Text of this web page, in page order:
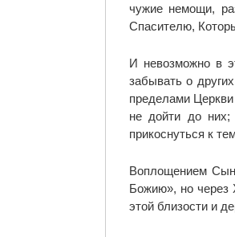
чужие немощи,
Спасителю,
И невозможно в
забывать о
пределами
не дойти до
прикоснуться к
Воплощением
Божию», но через
этой близости и